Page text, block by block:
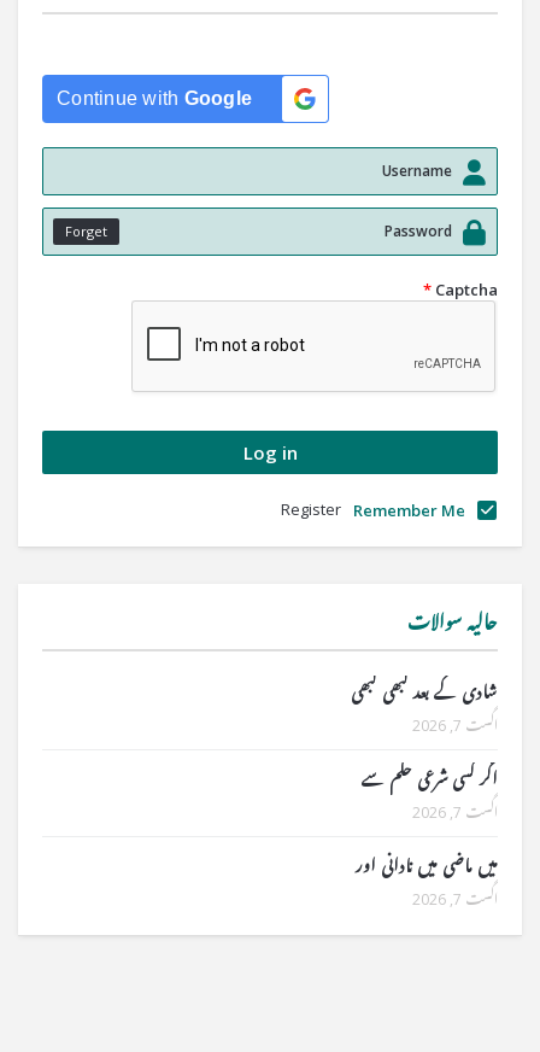
Continue with Google
Forget
Captcha
*
Remember Me
Register
حالیہ سوالات
شادی کے بعد کبھی کبھی
اگست 7, 2026
اگر کسی شرعی حکم سے
اگست 7, 2026
میں ماضی میں نادانی اور
اگست 7, 2026